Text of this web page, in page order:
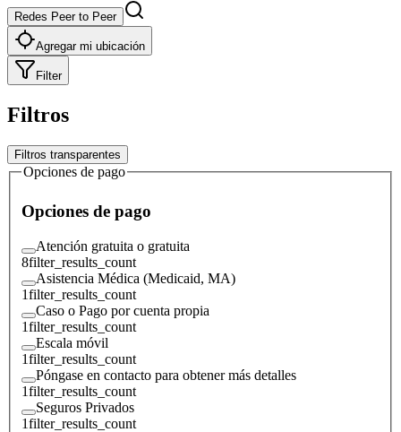
Redes Peer to Peer
Agregar mi ubicación
Filter
Filtros
Filtros transparentes
Opciones de pago
Opciones de pago
Atención gratuita o gratuita
8filter_results_count
Asistencia Médica (Medicaid, MA)
1filter_results_count
Caso o Pago por cuenta propia
1filter_results_count
Escala móvil
1filter_results_count
Póngase en contacto para obtener más detalles
1filter_results_count
Seguros Privados
1filter_results_count